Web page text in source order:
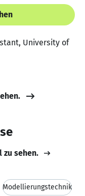
University of
zu sehen.
Modellierungstechnik